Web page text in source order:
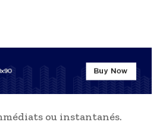
ou instantanés.